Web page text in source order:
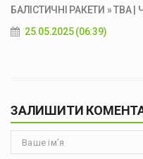
БАЛІСТИЧНІ РАКЕТИ » ТВА |
25.05.2025 (06:39)
ЗАЛИШИТИ